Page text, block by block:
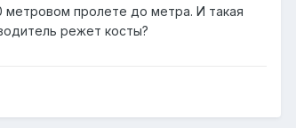
метровом пролете до метра. И такая
режет косты?